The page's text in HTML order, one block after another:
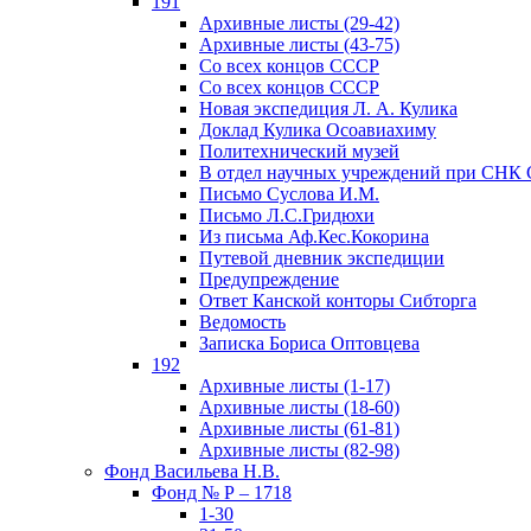
Архивные листы (29-42)
Архивные листы (43-75)
Со всех концов СССР
Со всех концов СССР
Новая экспедиция Л. А. Кулика
Доклад Кулика Осоавиахиму
Политехнический музей
В отдел научных учреждений при
Письмо Суслова И.М.
Письмо Л.С.Гридюхи
Из письма Аф.Кес.Кокорина
Путевой дневник экспедиции
Предупреждение
Ответ Канской конторы Сибторга
Ведомость
Записка Бориса Оптовцева
192
Архивные листы (1-17)
Архивные листы (18-60)
Архивные листы (61-81)
Архивные листы (82-98)
Фонд Васильева Н.В.
Фонд № Р – 1718
1-30